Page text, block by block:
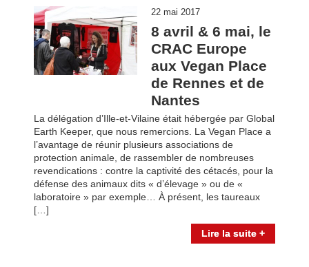
22 mai 2017
8 avril & 6 mai, le
CRAC Europe
aux Vegan Place
de Rennes et de
Nantes
La délégation d’Ille-et-Vilaine était hébergée par Global
Earth Keeper, que nous remercions. La Vegan Place a
l’avantage de réunir plusieurs associations de
protection animale, de rassembler de nombreuses
revendications : contre la captivité des cétacés, pour la
défense des animaux dits « d’élevage » ou de «
laboratoire » par exemple… À présent, les taureaux
[…]
Lire la suite +